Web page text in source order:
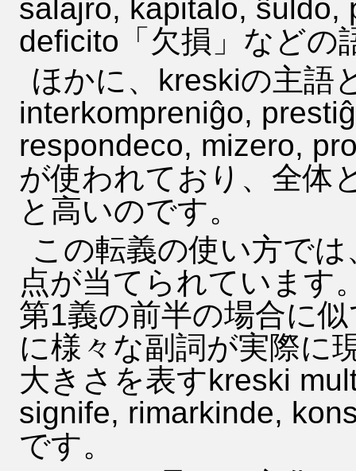
salajro, kapitalo, ŝuldo,
deficito「欠損」などの
ほかに、kreskiの主語
interkompreniĝo,
respondeco, mizero,
が使われており、全体
と高いのです。
この転義の使い方で
点が当てられています
第1義の前半の場合に
に様々な副詞が実際に
大きさを表すkreski
signife, rimarkinde,
です。